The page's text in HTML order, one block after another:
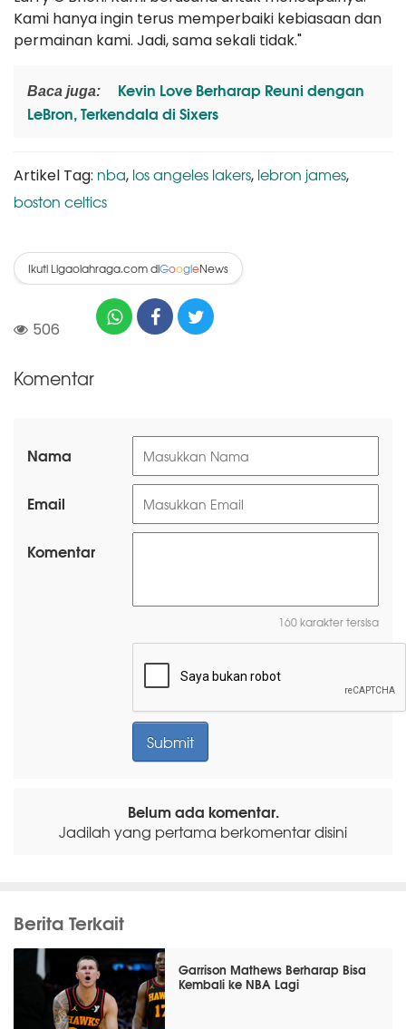
Kami hanya ingin terus memperbaiki kebiasaan dan
permainan kami. Jadi, sama sekali tidak."
Baca juga:
Kevin Love Berharap Reuni dengan
LeBron, Terkendala di Sixers
Artikel Tag: nba, los angeles lakers, lebron james,
boston celtics
Ikuti Ligaolahraga.com diGoogleNews
506
Komentar
Nama
Email
Komentar
160 karakter tersisa
Belum ada komentar.
Jadilah yang pertama berkomentar disini
Berita Terkait
Garrison Mathews Berharap Bisa
Kembali ke NBA Lagi